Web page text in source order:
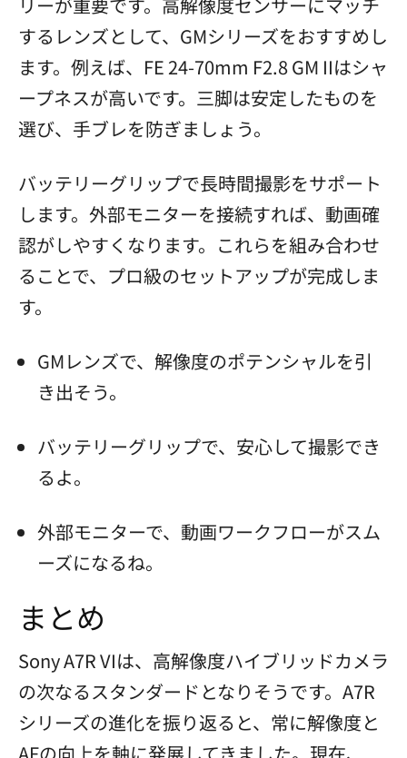
するレンズとして、GMシリーズをおすすめし
ます。例えば、FE 24-70mm F2.8 GM IIはシャ
ープネスが高いです。三脚は安定したものを
選び、手ブレを防ぎましょう。
バッテリーグリップで長時間撮影をサポート
します。外部モニターを接続すれば、動画確
認がしやすくなります。これらを組み合わせ
ることで、プロ級のセットアップが完成しま
す。
GMレンズで、解像度のポテンシャルを引
き出そう。
バッテリーグリップで、安心して撮影でき
るよ。
外部モニターで、動画ワークフローがスム
ーズになるね。
まとめ
Sony A7R VIは、高解像度ハイブリッドカメラ
の次なるスタンダードとなりそうです。A7R
シリーズの進化を振り返ると、常に解像度と